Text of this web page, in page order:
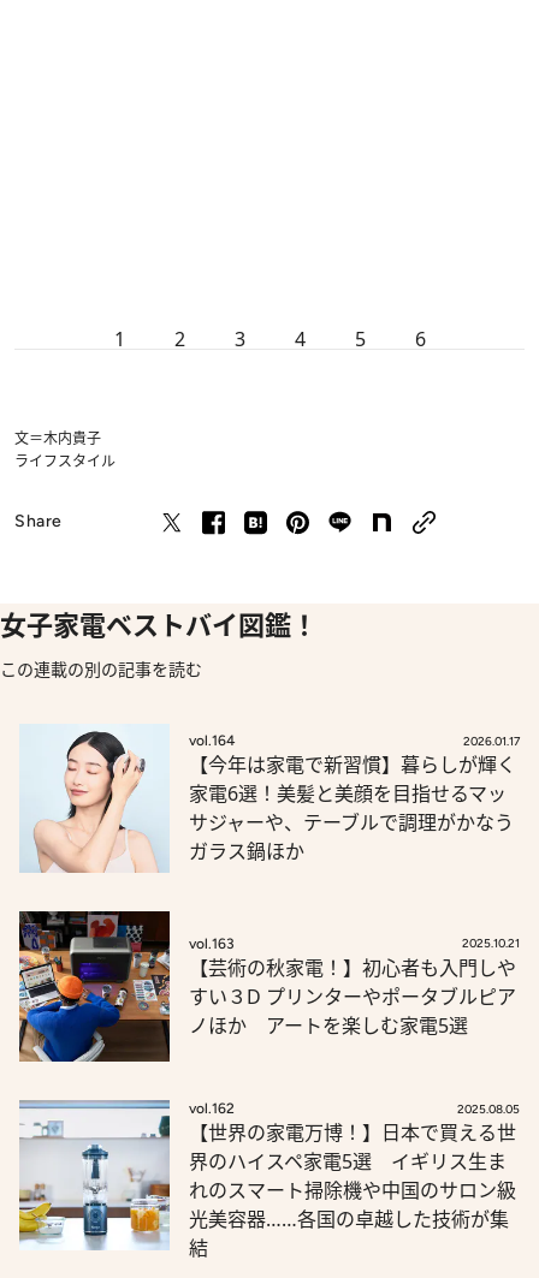
1 2 3 4 5 6
文＝木内貴子
ライフスタイル
Share
女子家電ベストバイ図鑑！
この連載の別の記事を読む
vol.164 2026.01.17
【今年は家電で新習慣】暮らしが輝く
家電6選！美髪と美顔を目指せるマッ
サジャーや、テーブルで調理がかなう
ガラス鍋ほか
vol.163 2025.10.21
【芸術の秋家電！】初心者も入門しや
すい３D プリンターやポータブルピア
ノほか アートを楽しむ家電5選
vol.162 2025.08.05
【世界の家電万博！】日本で買える世
界のハイスペ家電5選 イギリス生ま
れのスマート掃除機や中国のサロン級
光美容器……各国の卓越した技術が集
結